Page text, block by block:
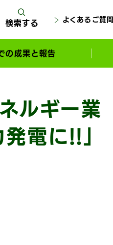
検索する よくあるご質問
の成果と報告
ルギー業
電に!!」